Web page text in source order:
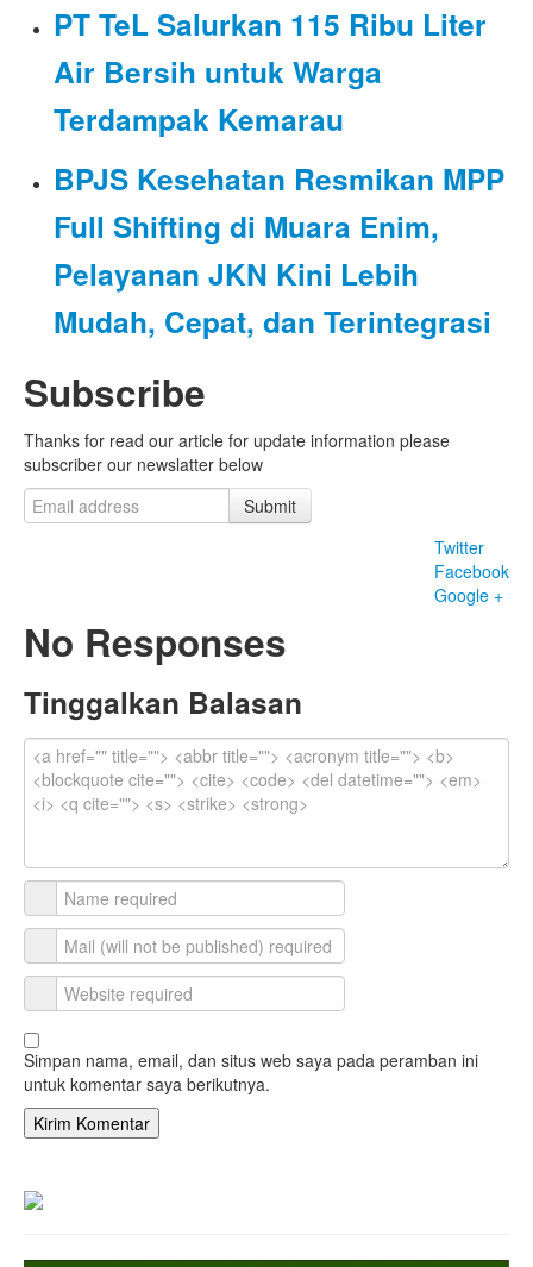
PT TeL Salurkan 115 Ribu Liter
Air Bersih untuk Warga
Terdampak Kemarau
BPJS Kesehatan Resmikan MPP
Full Shifting di Muara Enim,
Pelayanan JKN Kini Lebih
Mudah, Cepat, dan Terintegrasi
Subscribe
Thanks for read our article for update information please
subscriber our newslatter below
Submit
Twitter
Facebook
Google +
No Responses
Tinggalkan Balasan
Simpan nama, email, dan situs web saya pada peramban ini
untuk komentar saya berikutnya.